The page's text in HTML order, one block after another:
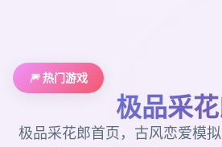
🎆 热门游戏
极品采
极品采花郎首页，古风恋爱模